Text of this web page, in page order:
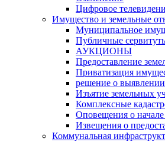
Цифровое
Имущество и земельные
Муниципальное
Публичные
АУКЦИОНЫ
Предоставление
Приватизация
решение о выявлении
Изъятие земельных
Комплексные
Оповещения о
Извещения о
Коммунальная